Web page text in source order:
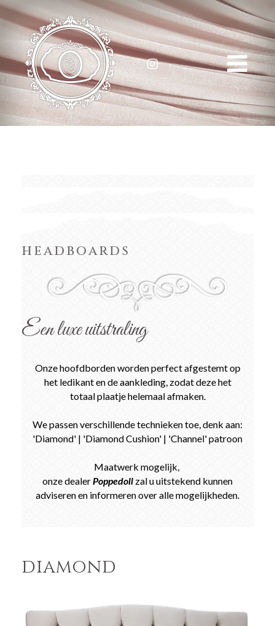
headboards
Een luxe uitstraling
Onze hoofdborden worden perfect afgestemt op
het ledikant en de aankleding, zodat deze het
totaal plaatje helemaal afmaken.
We passen verschillende technieken toe, denk aan:
'Diamond' | 'Diamond Cushion' | 'Channel' patroon
Maatwerk mogelijk,
onze dealer Poppedoll zal u uitstekend kunnen
adviseren en informeren over alle mogelijkheden.
diamond